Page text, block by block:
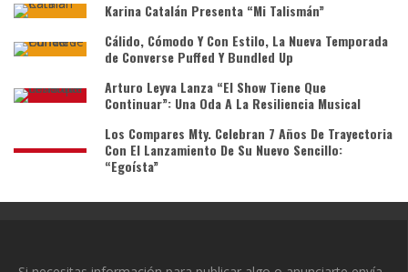
Karina Catalán Presenta “Mi Talismán”
Cálido, Cómodo Y Con Estilo, La Nueva Temporada
de Converse Puffed Y Bundled Up
Arturo Leyva Lanza “El Show Tiene Que
Continuar”: Una Oda A La Resiliencia Musical
Los Compares Mty. Celebran 7 Años De Trayectoria
Con El Lanzamiento De Su Nuevo Sencillo:
“Egoísta”